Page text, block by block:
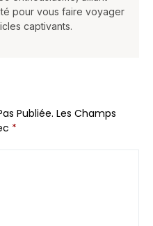
pour vous faire voyager
captivants.
Publiée. Les Champs
*